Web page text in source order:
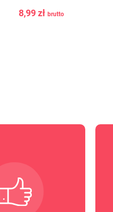
AUTUMN žvečilni gumi 60L
10 kos
8,99 zł brutto
- +